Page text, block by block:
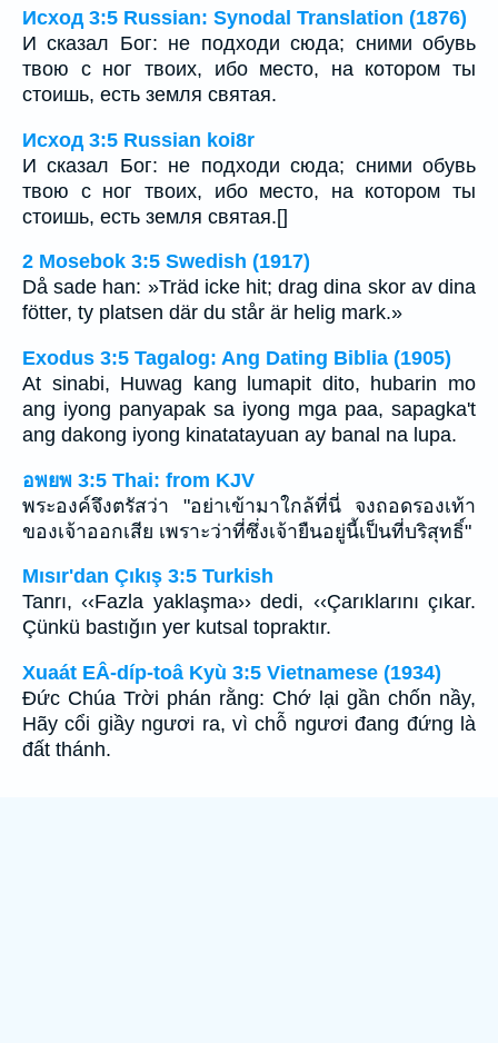
Исход 3:5 Russian: Synodal Translation (1876)
И сказал Бог: не подходи сюда; сними обувь
твою с ног твоих, ибо место, на котором ты
стоишь, есть земля святая.
Исход 3:5 Russian koi8r
И сказал Бог: не подходи сюда; сними обувь
твою с ног твоих, ибо место, на котором ты
стоишь, есть земля святая.[]
2 Mosebok 3:5 Swedish (1917)
Då sade han: »Träd icke hit; drag dina skor av dina
fötter, ty platsen där du står är helig mark.»
Exodus 3:5 Tagalog: Ang Dating Biblia (1905)
At sinabi, Huwag kang lumapit dito, hubarin mo
ang iyong panyapak sa iyong mga paa, sapagka't
ang dakong iyong kinatatayuan ay banal na lupa.
อพยพ 3:5 Thai: from KJV
พระองค์จึงตรัสว่า "อย่าเข้ามาใกล้ที่นี่ จงถอดรองเท้า
ของเจ้าออกเสีย เพราะว่าที่ซึ่งเจ้ายืนอยู่นี้เป็นที่บริสุทธิ์"
Mısır'dan Çıkış 3:5 Turkish
Tanrı, ‹‹Fazla yaklaşma›› dedi, ‹‹Çarıklarını çıkar.
Çünkü bastığın yer kutsal topraktır.
Xuaát EÂ-díp-toâ Kyù 3:5 Vietnamese (1934)
Ðức Chúa Trời phán rằng: Chớ lại gần chốn nầy,
Hãy cổi giầy ngươi ra, vì chỗ ngươi đang đứng là
đất thánh.